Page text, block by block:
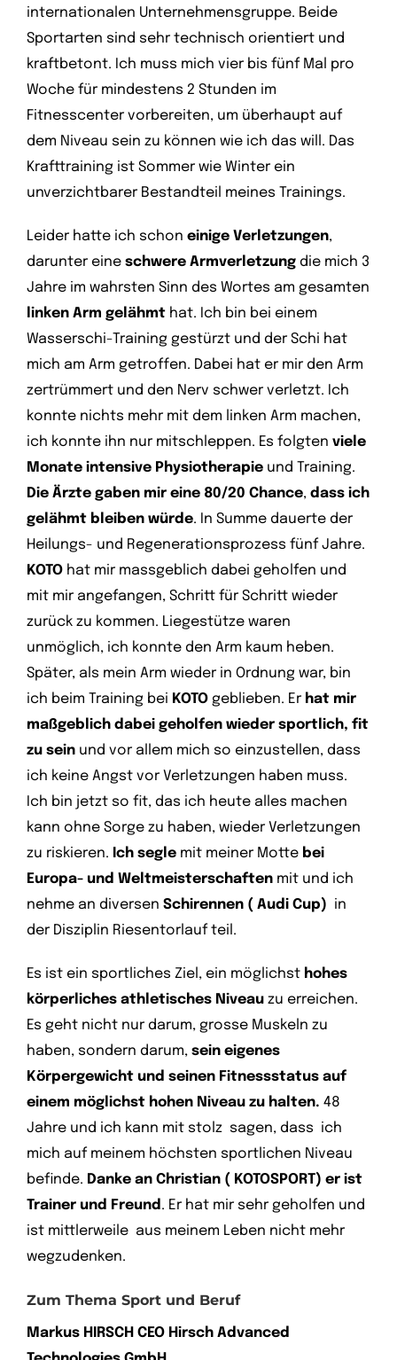
internationalen Unternehmensgruppe. Beide
Sportarten sind sehr technisch orientiert und
kraftbetont. Ich muss mich vier bis fünf Mal pro
Woche für mindestens 2 Stunden im
Fitnesscenter vorbereiten, um überhaupt auf
dem Niveau sein zu können wie ich das will. Das
Krafttraining ist Sommer wie Winter ein
unverzichtbarer Bestandteil meines Trainings.
Leider hatte ich schon einige Verletzungen,
darunter eine schwere Armverletzung die mich 3
Jahre im wahrsten Sinn des Wortes am gesamten
linken Arm gelähmt hat. Ich bin bei einem
Wasserschi-Training gestürzt und der Schi hat
mich am Arm getroffen. Dabei hat er mir den Arm
zertrümmert und den Nerv schwer verletzt. Ich
konnte nichts mehr mit dem linken Arm machen,
ich konnte ihn nur mitschleppen. Es folgten viele
Monate intensive Physiotherapie und Training.
Die Ärzte gaben mir eine 80/20 Chance, dass ich
gelähmt bleiben würde. In Summe dauerte der
Heilungs- und Regenerationsprozess fünf Jahre.
KOTO hat mir massgeblich dabei geholfen und
mit mir angefangen, Schritt für Schritt wieder
zurück zu kommen. Liegestütze waren
unmöglich, ich konnte den Arm kaum heben.
Später, als mein Arm wieder in Ordnung war, bin
ich beim Training bei KOTO geblieben. Er hat mir
maßgeblich dabei geholfen wieder sportlich, fit
zu sein und vor allem mich so einzustellen, dass
ich keine Angst vor Verletzungen haben muss.
Ich bin jetzt so fit, das ich heute alles machen
kann ohne Sorge zu haben, wieder Verletzungen
zu riskieren. Ich segle mit meiner Motte bei
Europa- und Weltmeisterschaften mit und ich
nehme an diversen Schirennen ( Audi Cup) in
der Disziplin Riesentorlauf teil.
Es ist ein sportliches Ziel, ein möglichst hohes
körperliches athletisches Niveau zu erreichen.
Es geht nicht nur darum, grosse Muskeln zu
haben, sondern darum, sein eigenes
Körpergewicht und seinen Fitnessstatus auf
einem möglichst hohen Niveau zu halten. 48
Jahre und ich kann mit stolz sagen, dass ich
mich auf meinem höchsten sportlichen Niveau
befinde. Danke an Christian ( KOTOSPORT) er ist
Trainer und Freund . Er hat mir sehr geholfen und
ist mittlerweile aus meinem Leben nicht mehr
wegzudenken.
Zum Thema Sport und Beruf
Markus HIRSCH CEO Hirsch Advanced